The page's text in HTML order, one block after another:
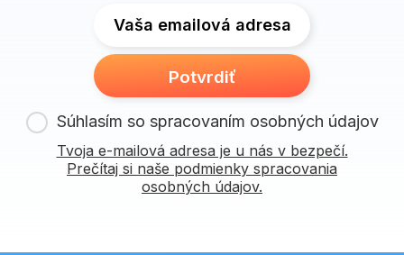
Vaša emailová adresa
Potvrdiť
Súhlasím so spracovaním osobných údajov
Tvoja e-mailová adresa je u nás v bezpečí.
Prečítaj si naše podmienky spracovania
osobných údajov.